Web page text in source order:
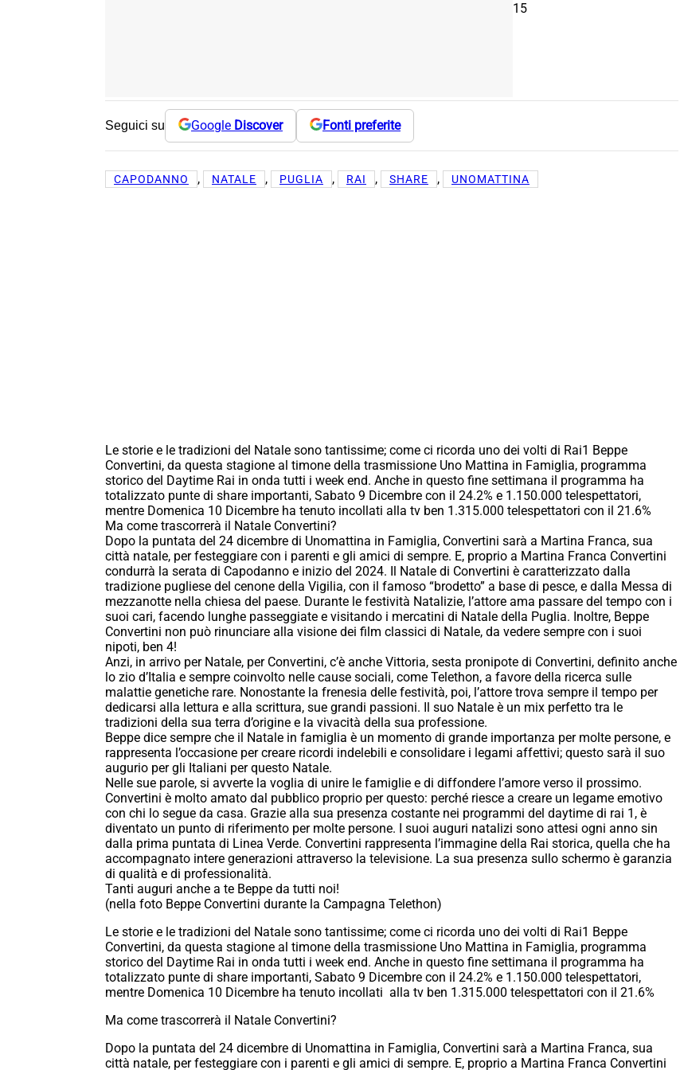
15
Seguici su Google Discover Fonti preferite
CAPODANNO , NATALE , PUGLIA , RAI , SHARE , UNOMATTINA
Le storie e le tradizioni del Natale sono tantissime; come ci ricorda uno dei volti di Rai1 Beppe
Convertini, da questa stagione al timone della trasmissione Uno Mattina in Famiglia, programma
storico del Daytime Rai in onda tutti i week end. Anche in questo fine settimana il programma ha
totalizzato punte di share importanti, Sabato 9 Dicembre con il 24.2% e 1.150.000 telespettatori,
mentre Domenica 10 Dicembre ha tenuto incollati alla tv ben 1.315.000 telespettatori con il 21.6%
Ma come trascorrerà il Natale Convertini?
Dopo la puntata del 24 dicembre di Unomattina in Famiglia, Convertini sarà a Martina Franca, sua
città natale, per festeggiare con i parenti e gli amici di sempre. E, proprio a Martina Franca Convertini
condurrà la serata di Capodanno e inizio del 2024. Il Natale di Convertini è caratterizzato dalla
tradizione pugliese del cenone della Vigilia, con il famoso “brodetto” a base di pesce, e dalla Messa di
mezzanotte nella chiesa del paese. Durante le festività Natalizie, l’attore ama passare del tempo con i
suoi cari, facendo lunghe passeggiate e visitando i mercatini di Natale della Puglia. Inoltre, Beppe
Convertini non può rinunciare alla visione dei film classici di Natale, da vedere sempre con i suoi
nipoti, ben 4!
Anzi, in arrivo per Natale, per Convertini, c’è anche Vittoria, sesta pronipote di Convertini, definito anche
lo zio d’Italia e sempre coinvolto nelle cause sociali, come Telethon, a favore della ricerca sulle
malattie genetiche rare. Nonostante la frenesia delle festività, poi, l’attore trova sempre il tempo per
dedicarsi alla lettura e alla scrittura, sue grandi passioni. Il suo Natale è un mix perfetto tra le
tradizioni della sua terra d’origine e la vivacità della sua professione.
Beppe dice sempre che il Natale in famiglia è un momento di grande importanza per molte persone, e
rappresenta l’occasione per creare ricordi indelebili e consolidare i legami affettivi; questo sarà il suo
augurio per gli Italiani per questo Natale.
Nelle sue parole, si avverte la voglia di unire le famiglie e di diffondere l’amore verso il prossimo.
Convertini è molto amato dal pubblico proprio per questo: perché riesce a creare un legame emotivo
con chi lo segue da casa. Grazie alla sua presenza costante nei programmi del daytime di rai 1, è
diventato un punto di riferimento per molte persone. I suoi auguri natalizi sono attesi ogni anno sin
dalla prima puntata di Linea Verde. Convertini rappresenta l’immagine della Rai storica, quella che ha
accompagnato intere generazioni attraverso la televisione. La sua presenza sullo schermo è garanzia
di qualità e di professionalità.
Tanti auguri anche a te Beppe da tutti noi!
(nella foto Beppe Convertini durante la Campagna Telethon)
Le storie e le tradizioni del Natale sono tantissime; come ci ricorda uno dei volti di Rai1 Beppe
Convertini, da questa stagione al timone della trasmissione Uno Mattina in Famiglia, programma
storico del Daytime Rai in onda tutti i week end. Anche in questo fine settimana il programma ha
totalizzato punte di share importanti, Sabato 9 Dicembre con il 24.2% e 1.150.000 telespettatori,
mentre Domenica 10 Dicembre ha tenuto incollati alla tv ben 1.315.000 telespettatori con il 21.6%
Ma come trascorrerà il Natale Convertini?
Dopo la puntata del 24 dicembre di Unomattina in Famiglia, Convertini sarà a Martina Franca, sua
città natale, per festeggiare con i parenti e gli amici di sempre. E, proprio a Martina Franca Convertini